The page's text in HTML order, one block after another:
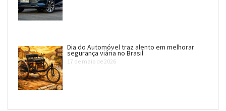
Dia do Automóvel traz alento em melhorar
segurança viária no Brasil
17 de maio de 2026